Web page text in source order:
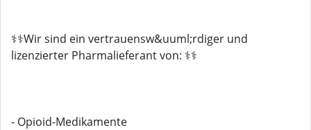
⚕️⚕️Wir sind ein vertrauensw&uuml;rdiger und
lizenzierter Pharmalieferant von: ⚕️⚕️
- Opioid-Medikamente